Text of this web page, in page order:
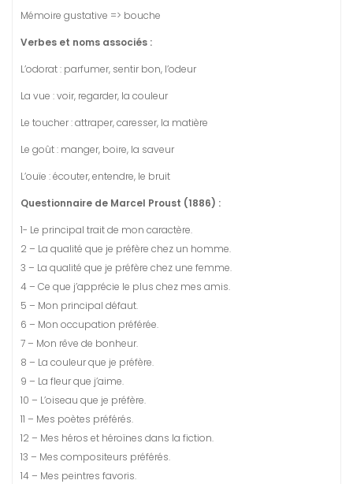
Mémoire gustative => bouche
Verbes et noms associés :
L’odorat : parfumer, sentir bon, l’odeur
La vue : voir, regarder, la couleur
Le toucher : attraper, caresser, la matière
Le goût : manger, boire, la saveur
L’ouïe : écouter, entendre, le bruit
Questionnaire de Marcel Proust (1886) :
1- Le principal trait de mon caractère.
2 – La qualité que je préfère chez un homme.
3 – La qualité que je préfère chez une femme.
4 – Ce que j’apprécie le plus chez mes amis.
5 – Mon principal défaut.
6 – Mon occupation préférée.
7 – Mon rêve de bonheur.
8 – La couleur que je préfère.
9 – La fleur que j’aime.
10 – L’oiseau que je préfère.
11 – Mes poètes préférés.
12 – Mes héros et héroïnes dans la fiction.
13 – Mes compositeurs préférés.
14 – Mes peintres favoris.